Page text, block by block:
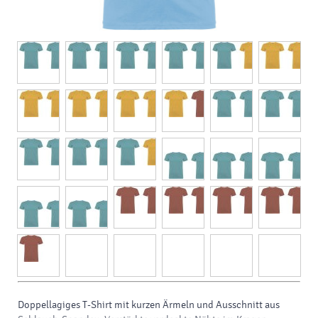
Doppellagiges T-Shirt mit kurzen Ärmeln und Ausschnitt aus